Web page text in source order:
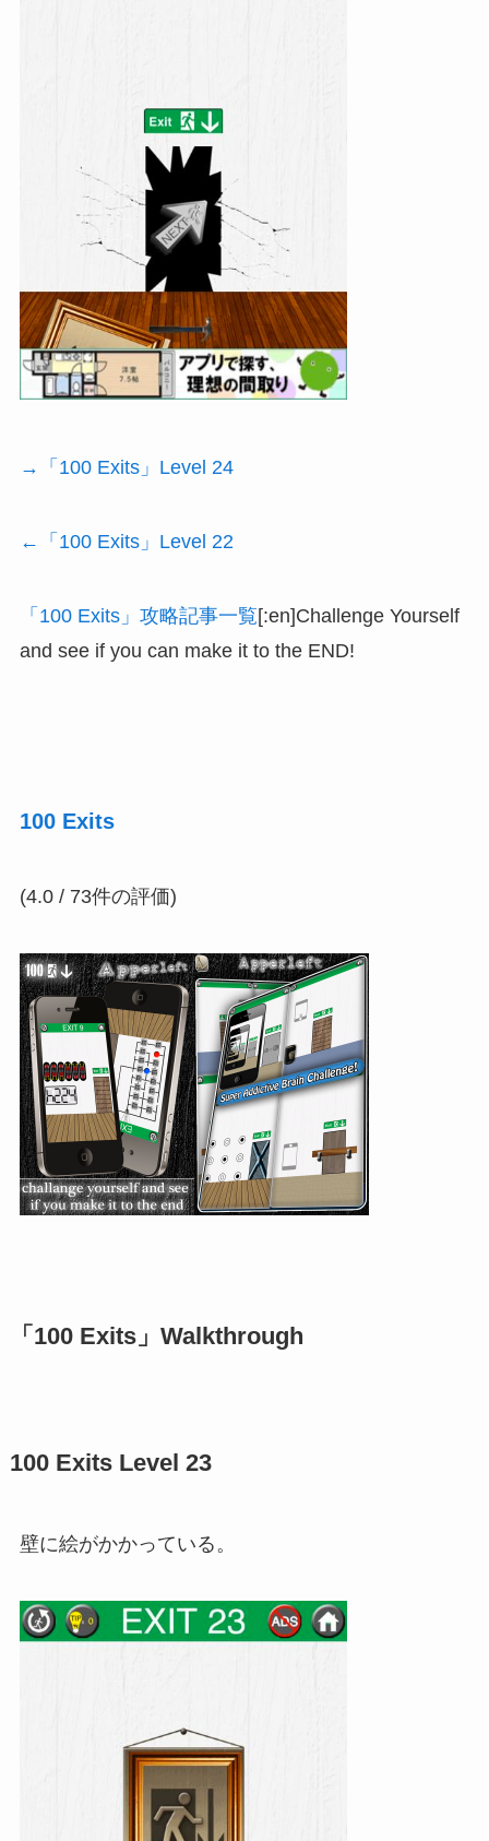
→「100 Exits」Level 24
←「100 Exits」Level 22
「100 Exits」攻略記事一覧[:en]Challenge Yourself
and see if you can make it to the END!
100 Exits
(4.0 / 73件の評価)
「100 Exits」Walkthrough
100 Exits Level 23
壁に絵がかかっている。